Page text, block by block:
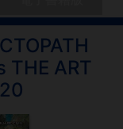
THE ART